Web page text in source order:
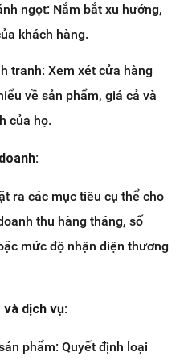
ngọt: Nắm bắt xu hướng,
khách hàng.
tranh: Xem xét cửa hàng
về sản phẩm, giá cả và
của họ.
ra các mục tiêu cụ thể cho
thu hàng tháng, số
mức độ nhận diện thương
và dịch vụ:
phẩm: Quyết định loại